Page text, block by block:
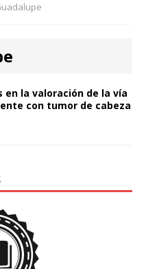
en la valoración de la vía
con tumor de cabeza